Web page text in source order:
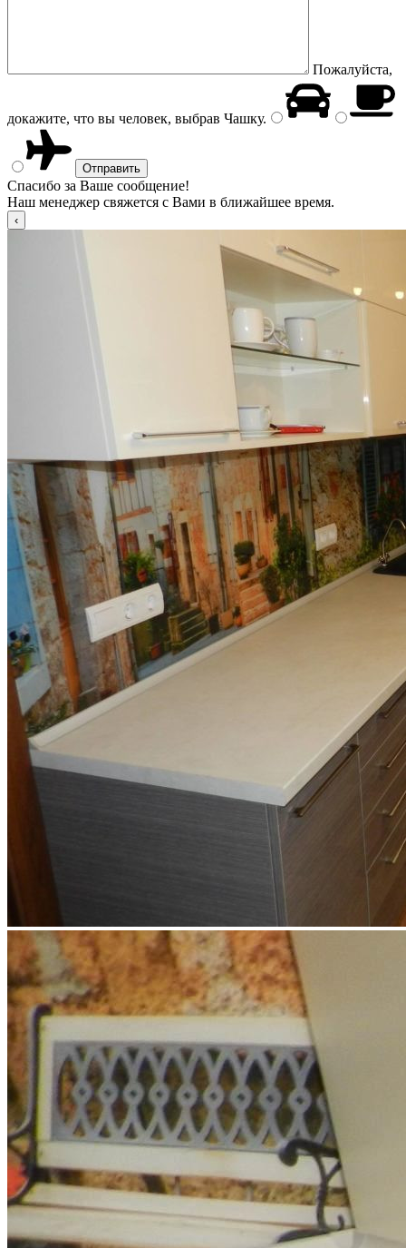
Пожалуйста,
докажите, что вы человек, выбрав Чашку.
Спасибо за Ваше сообщение!
Наш менеджер свяжется с Вами в ближайшее время.